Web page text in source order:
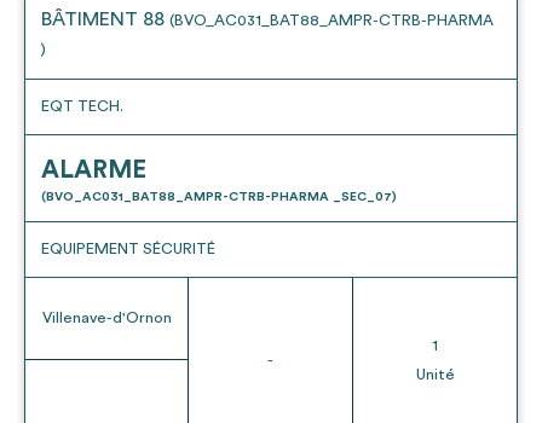
BÂTIMENT 88 (BVO_AC031_BAT88_AMPR-CTRB-PHARMA
)
EQT TECH.
ALARME
(BVO_AC031_BAT88_AMPR-CTRB-PHARMA _SEC_07)
EQUIPEMENT SÉCURITÉ
Villenave-d'Ornon
-
1
Unité